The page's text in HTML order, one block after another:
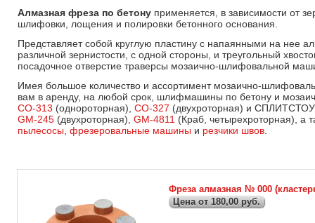
Алмазная фреза по бетону применяется, в зависимости от
шлифовки, лощения и полировки бетонного основания.
Представляет собой круглую пластину с напаянными на нее
различной зернистости, с одной стороны, и треугольный
посадочное отверстие траверсы мозаично-шлифовальной
Имея большое количество и ассортимент мозаично-
вам в аренду, на любой срок, шлифмашины по бетону и
СО-313 (однороторная), СО-327 (двухроторная) и
GM-245 (двухроторная), GM-4811 (Краб, четырехроторная), а
пылесосы фрезеровальные машины и резчики швов
Фреза алмазная № 000
Цена от 180,00 руб.